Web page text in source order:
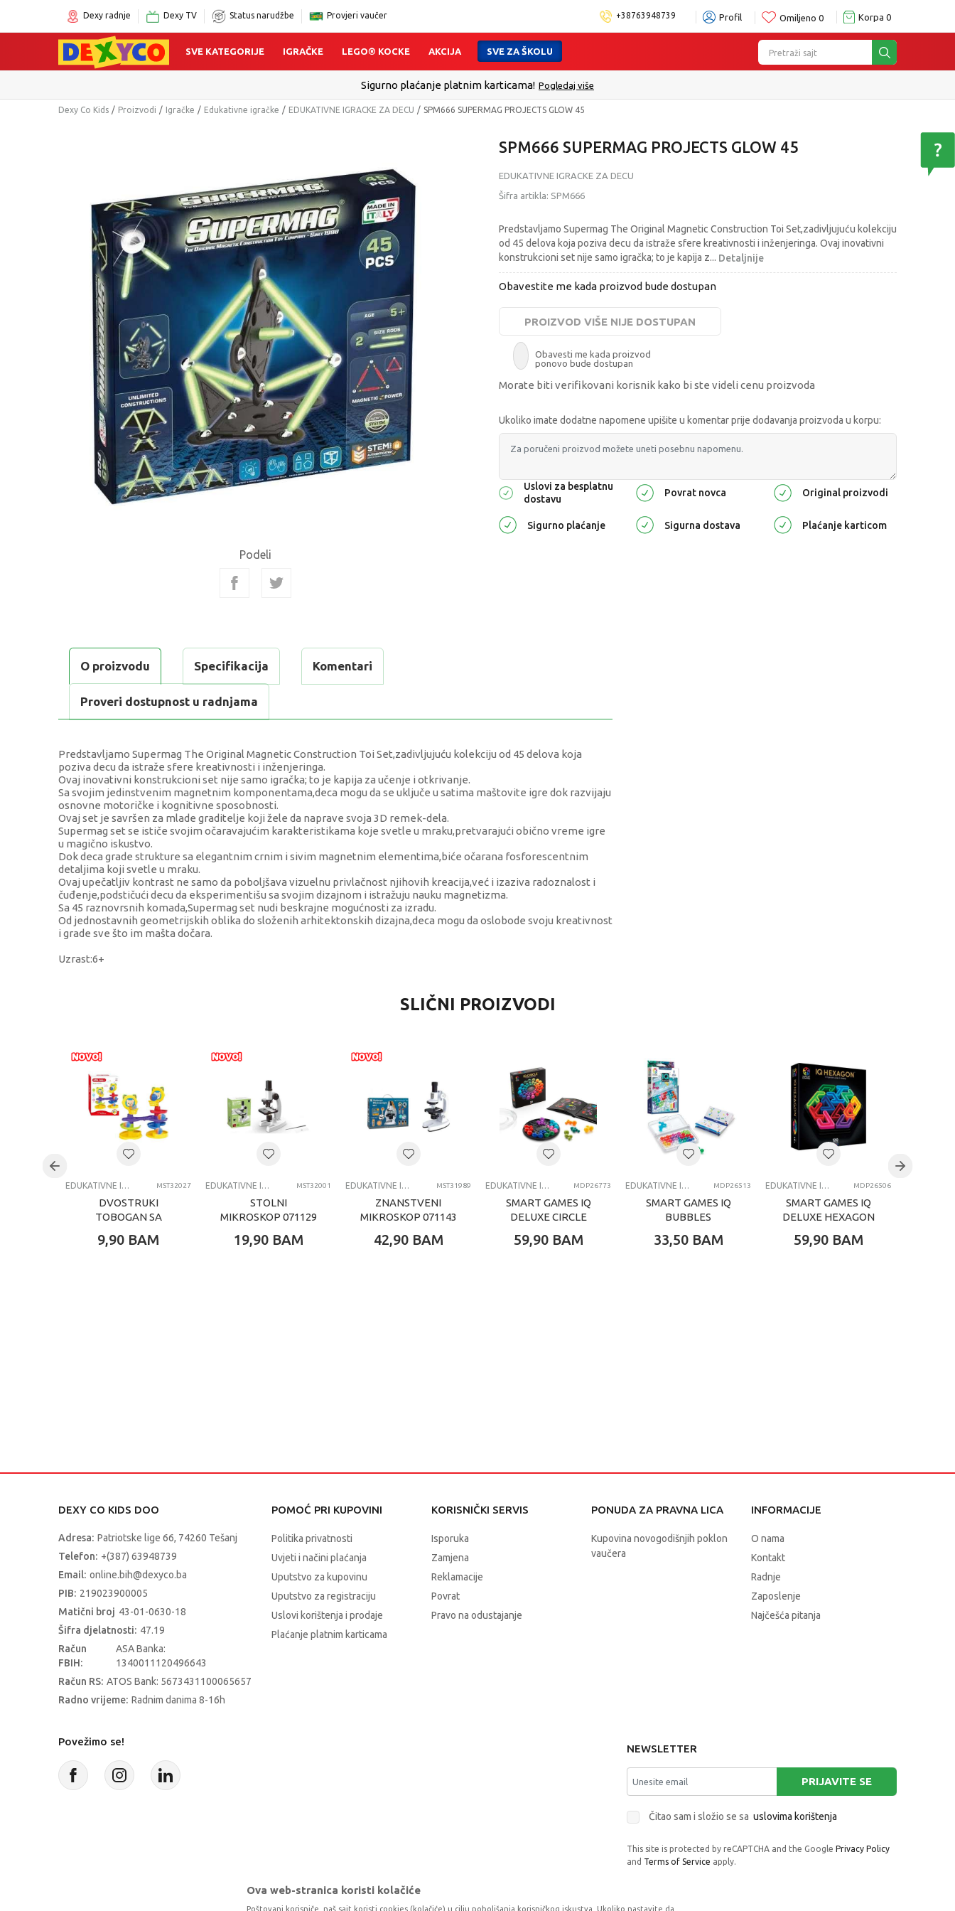
Dexy radnje Dexy TV Status narudžbe Provjeri vaučer +38763948739 Profil Omiljeno 0 Korpa 0
Pretraži sajt
SVE KATEGORIJE IGRAČKE LEGO® KOCKE AKCIJA SVE ZA ŠKOLU
Sigurno plaćanje platnim karticama! Pogledaj više
Dexy Co Kids Proizvodi Igračke Edukativne igračke EDUKATIVNE IGRACKE ZA DECU SPM666 SUPERMAG PROJECTS GLOW 45
Podeli
SPM666 SUPERMAG PROJECTS GLOW 45
EDUKATIVNE IGRACKE ZA DECU
Šifra artikla: SPM666
Predstavljamo Supermag The Original Magnetic Construction Toi Set,zadivljujuću kolekciju
od 45 delova koja poziva decu da istraže sfere kreativnosti i inženjeringa. Ovaj inovativni
konstrukcioni set nije samo igračka; to je kapija z... Detaljnije
Obavestite me kada proizvod bude dostupan
PROIZVOD VIŠE NIJE DOSTUPAN
Obavesti me kada proizvod
ponovo bude dostupan
Morate biti verifikovani korisnik kako bi ste videli cenu proizvoda
Ukoliko imate dodatne napomene upišite u komentar prije dodavanja proizvoda u korpu:
Uslovi za besplatnu
dostavu
Povrat novca Original proizvodi
Sigurno plaćanje Sigurna dostava Plaćanje karticom
O proizvodu Specifikacija Komentari
Proveri dostupnost u radnjama
Predstavljamo Supermag The Original Magnetic Construction Toi Set,zadivljujuću kolekciju od 45 delova koja
poziva decu da istraže sfere kreativnosti i inženjeringa.
Ovaj inovativni konstrukcioni set nije samo igračka; to je kapija za učenje i otkrivanje.
Sa svojim jedinstvenim magnetnim komponentama,deca mogu da se uključe u satima maštovite igre dok razvijaju
osnovne motoričke i kognitivne sposobnosti.
Ovaj set je savršen za mlade graditelje koji žele da naprave svoja 3D remek-dela.
Supermag set se ističe svojim očaravajućim karakteristikama koje svetle u mraku,pretvarajući obično vreme igre
u magično iskustvo.
Dok deca grade strukture sa elegantnim crnim i sivim magnetnim elementima,biće očarana fosforescentnim
detaljima koji svetle u mraku.
Ovaj upečatljiv kontrast ne samo da poboljšava vizuelnu privlačnost njihovih kreacija,već i izaziva radoznalost i
čuđenje,podstičući decu da eksperimentišu sa svojim dizajnom i istražuju nauku magnetizma.
Sa 45 raznovrsnih komada,Supermag set nudi beskrajne mogućnosti za izradu.
Od jednostavnih geometrijskih oblika do složenih arhitektonskih dizajna,deca mogu da oslobode svoju kreativnost
i grade sve što im mašta dočara.
Uzrast:6+
EDUKATIVNE IGRACKE ZA DECU
Pol
Uzrast
SLIČNI PROIZVODI
EDUKATIVNE IGRACKE ZA DECU MST32027
DVOSTRUKI
TOBOGAN SA
9,90 BAM
EDUKATIVNE IGRACKE ZA DECU MST32001
STOLNI
MIKROSKOP 071129
19,90 BAM
EDUKATIVNE IGRACKE ZA DECU MST31989
ZNANSTVENI
MIKROSKOP 071143
42,90 BAM
EDUKATIVNE IGRACKE ZA DECU MDP26773
SMART GAMES IQ
DELUXE CIRCLE
59,90 BAM
EDUKATIVNE IGRACKE ZA DECU MDP26513
SMART GAMES IQ
BUBBLES
33,50 BAM
EDUKATIVNE IGRACKE ZA DECU MDP26506
SMART GAMES IQ
DELUXE HEXAGON
59,90 BAM
DEXY CO KIDS DOO
Adresa: Patriotske lige 66, 74260 Tešanj
Telefon: +(387) 63948739
Email: online.bih@dexyco.ba
PIB: 219023900005
Matični broj 43-01-0630-18
Šifra djelatnosti: 47.19
Račun
FBIH:
ASA Banka:
1340011120496643
Račun RS: ATOS Bank: 5673431100065657
Radno vrijeme: Radnim danima 8-16h
POMOĆ PRI KUPOVINI
Politika privatnosti
Uvjeti i načini plaćanja
Uputstvo za kupovinu
Uputstvo za registraciju
Uslovi korištenja i prodaje
Plaćanje platnim karticama
KORISNIČKI SERVIS
Isporuka
Zamjena
Reklamacije
Povrat
Pravo na odustajanje
PONUDA ZA PRAVNA LICA
Kupovina novogodišnjih poklon
vaučera
INFORMACIJE
O nama
Kontakt
Radnje
Zaposlenje
Najčešća pitanja
Povežimo se!
NEWSLETTER
PRIJAVITE SE
Čitao sam i složio se sa uslovima korištenja
This site is protected by reCAPTCHA and the Google Privacy Policy
and Terms of Service apply.
Ova web-stranica koristi kolačiće
Poštovani korisniče, naš sajt koristi cookies (kolačiće) u cilju poboljšanja korisničkog iskustva. Ukoliko nastavite da